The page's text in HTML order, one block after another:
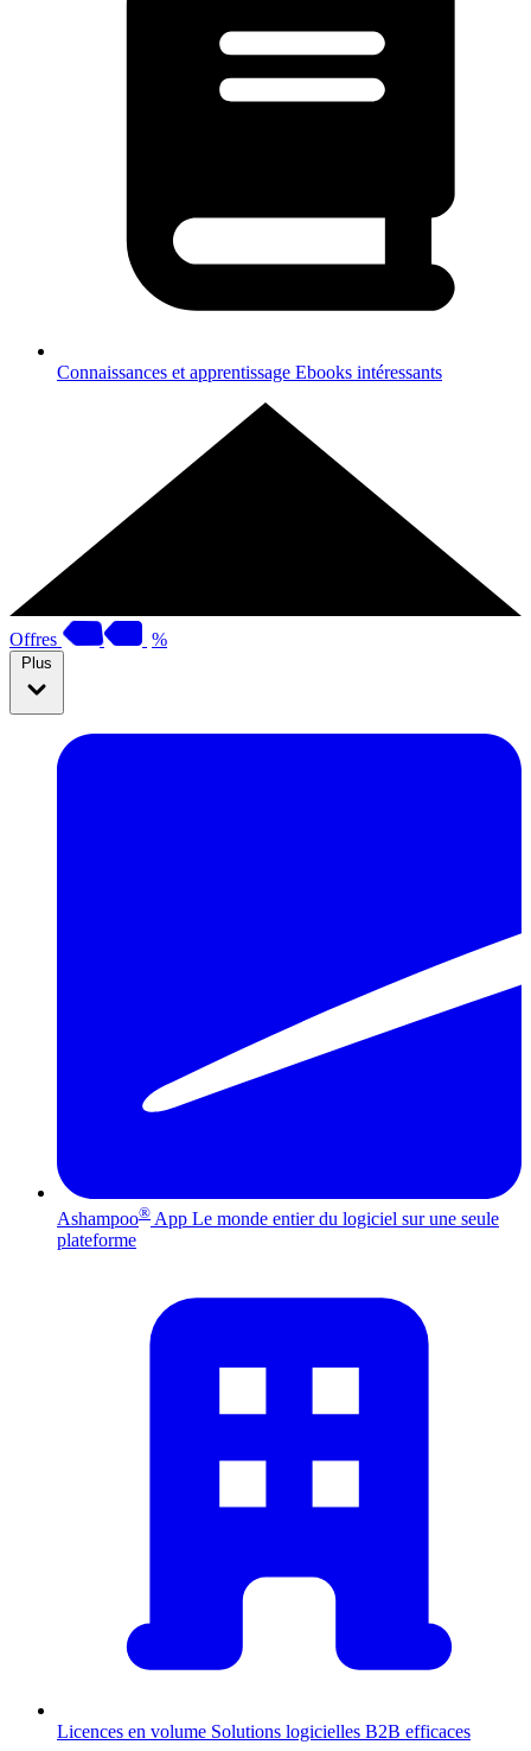
Connaissances et apprentissage Ebooks intéressants
Offres %
Plus
Ashampoo® App Le monde entier du logiciel sur une seule
plateforme
Licences en volume Solutions logicielles B2B efficaces